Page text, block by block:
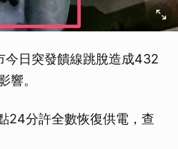
今日突發饋線跳脫造成432
響。
24分許全數恢復供電，查